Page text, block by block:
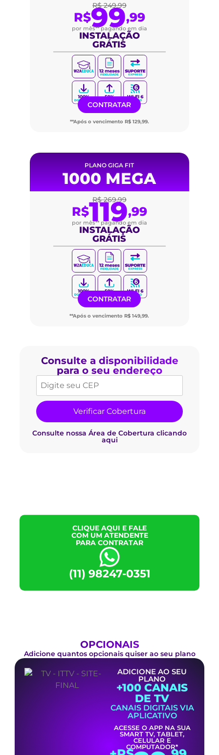
R$ 249,99
R$99,99
por mês** pagando em dia
INSTALAÇÃO
GRÁTIS
CONTRATAR
**Após o vencimento R$ 129,99.
PLANO GIGA FIT
1000 MEGA
R$ 269,99
R$119,99
por mês** pagando em dia
INSTALAÇÃO
GRÁTIS
CONTRATAR
**Após o vencimento R$ 149,99.
Consulte a disponibilidade
para o seu endereço
Verificar Cobertura
Consulte nossa Área de Cobertura clicando
aqui
CLIQUE AQUI E FALE
COM UM ATENDENTE
PARA CONTRATAR
(11) 98247-0351
OPCIONAIS
Adicione quantos opcionais quiser ao seu plano
ADICIONE AO SEU
PLANO
+100 CANAIS
DE TV
CANAIS DIGITAIS VIA
APLICATIVO
ACESSE O APP NA SUA
SMART TV, TABLET,
CELULAR E
COMPUTADOR*